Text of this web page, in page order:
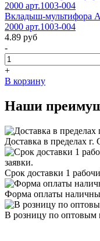
Вкладыш-мультифора
2000 арт.1003-004
4.89 руб
-
+
В корзину
Наши
Доставка в пределах г.
Срок доставки 1
Форма оплаты
В розницу по оптовым